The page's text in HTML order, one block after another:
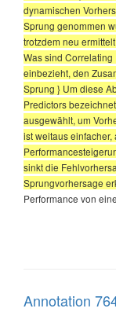
dynamischen
Sprung genommen
trotzdem neu
Was sind
einbezieht, den
Sprung } Um diese
Predictors
ausgewählt, um
ist weitaus
sinkt die
Sprungvorhersage
Performance von
Annotation